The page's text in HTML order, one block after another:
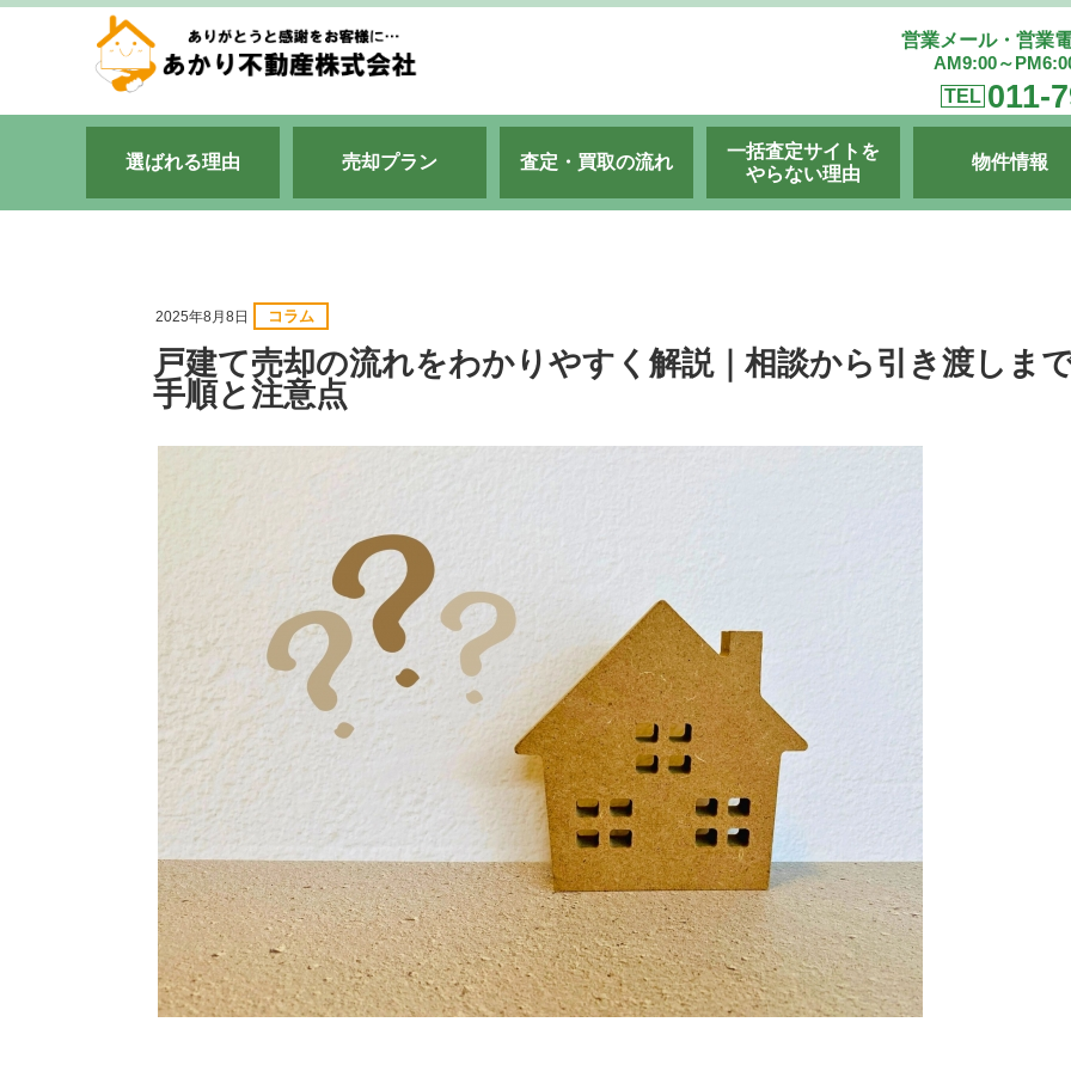
営業メール・営業
AM9:00～
TEL 011-
選ばれる理由 売却プラン 査定・買取の流れ
一括査定サイトを
やらない理由
物件情報
2025年8月8日 コラム
戸建て売却の流れをわかりやすく解説｜相談から引き渡しま
手順と注意点